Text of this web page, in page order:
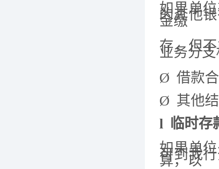
如果单
的其他
金缴
存，但
业务分
Ø 借款
Ø 其他
l 临时存
如果单
可到我
算，以